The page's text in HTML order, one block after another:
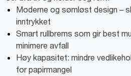
Moderne og sømløst design –
inntrykket
Smart rullbrems som gir best
minimere avfall
Høy kapasitet: mindre
for papirmangel